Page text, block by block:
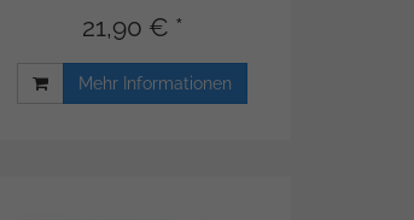
21,90 € *
Mehr Informationen